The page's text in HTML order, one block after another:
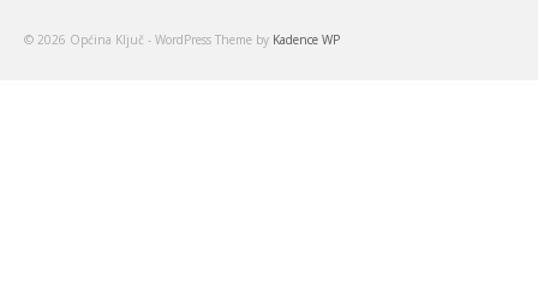
© 2026 Općina Ključ - WordPress Theme by Kadence WP